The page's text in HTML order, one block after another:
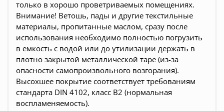
только в хорошо проветриваемых помещениях.
Внимание! Ветошь, пады и другие текстильные
материалы, пропитанные маслом, сразу после
использования необходимо полностью погрузить
в емкость с водой или до утилизации держать в
плотно закрытой металлической таре (из-за
опасности самопроизвольного возгорания).
Высохшее покрытие соответствует требованиям
стандарта DIN 4102, класс В2 (нормальная
воспламеняемость).